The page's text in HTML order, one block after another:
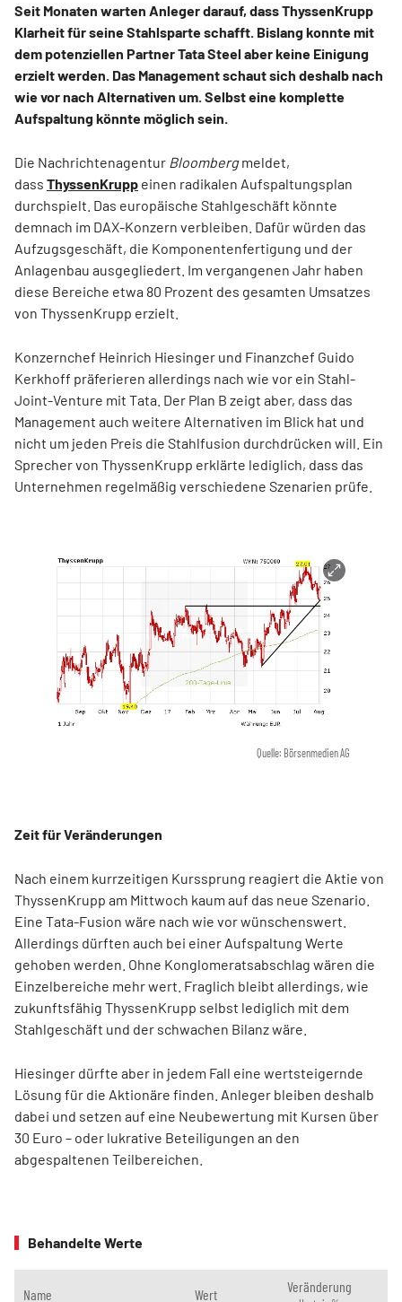
Seit Monaten warten Anleger darauf, dass ThyssenKrupp
Klarheit für seine Stahlsparte schafft. Bislang konnte mit
dem potenziellen Partner Tata Steel aber keine Einigung
erzielt werden. Das Management schaut sich deshalb nach
wie vor nach Alternativen um. Selbst eine komplette
Aufspaltung könnte möglich sein.
Die Nachrichtenagentur Bloombergmeldet,
dass ThyssenKrupp einen radikalen Aufspaltungsplan
durchspielt. Das europäische Stahlgeschäft könnte
demnach im DAX-Konzern verbleiben. Dafür würden das
Aufzugsgeschäft, die Komponentenfertigung und der
Anlagenbau ausgegliedert. Im vergangenen Jahr haben
diese Bereiche etwa 80 Prozent des gesamten Umsatzes
von ThyssenKrupp erzielt.
Konzernchef Heinrich Hiesinger und Finanzchef Guido
Kerkhoff präferieren allerdings nach wie vor ein Stahl-
Joint-Venture mit Tata. Der Plan B zeigt aber, dass das
Management auch weitere Alternativen im Blick hat und
nicht um jeden Preis die Stahlfusion durchdrücken will. Ein
Sprecher von ThyssenKrupp erklärte lediglich, dass das
Unternehmen regelmäßig verschiedene Szenarien prüfe.
Quelle: Börsenmedien AG
Zeit für Veränderungen
Nach einem kurrzeitigen Kurssprung reagiert die Aktie von
ThyssenKrupp am Mittwoch kaum auf das neue Szenario.
Eine Tata-Fusion wäre nach wie vor wünschenswert.
Allerdings dürften auch bei einer Aufspaltung Werte
gehoben werden. Ohne Konglomeratsabschlag wären die
Einzelbereiche mehr wert. Fraglich bleibt allerdings, wie
zukunftsfähig ThyssenKrupp selbst lediglich mit dem
Stahlgeschäft und der schwachen Bilanz wäre.
Hiesinger dürfte aber in jedem Fall eine wertsteigernde
Lösung für die Aktionäre finden. Anleger bleiben deshalb
dabei und setzen auf eine Neubewertung mit Kursen über
30 Euro – oder lukrative Beteiligungen an den
abgespaltenen Teilbereichen.
Behandelte Werte
Name Wert Veränderung